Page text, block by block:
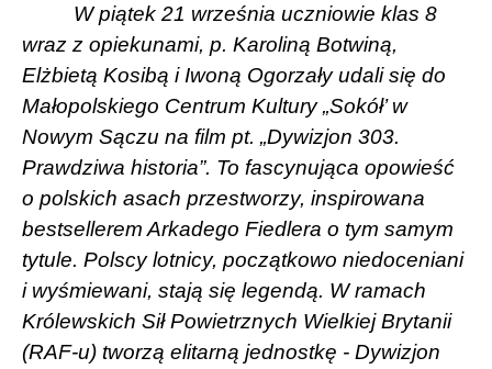
W piątek 21 września uczniowie klas 8
wraz z opiekunami, p. Karoliną Botwiną,
Elżbietą Kosibą i Iwoną Ogorzały udali się do
Małopolskiego Centrum Kultury „Sokół’ w
Nowym Sączu na film pt. „Dywizjon 303.
Prawdziwa historia”. To fascynująca opowieść
o polskich asach przestworzy, inspirowana
bestsellerem Arkadego Fiedlera o tym samym
tytule. Polscy lotnicy, początkowo niedoceniani
i wyśmiewani, stają się legendą. W ramach
Królewskich Sił Powietrznych Wielkiej Brytanii
(RAF-u) tworzą elitarną jednostkę - Dywizjon